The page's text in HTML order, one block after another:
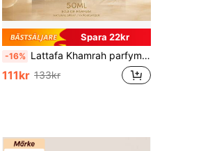
Spara 22kr
-16% Lattafa Khamrah parfym 50 ml unisexdoft, söt kryddig vanilj och bärnsten, långvarig Eau De Parfum
111kr 133kr